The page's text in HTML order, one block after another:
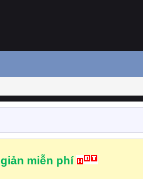
miễn phí